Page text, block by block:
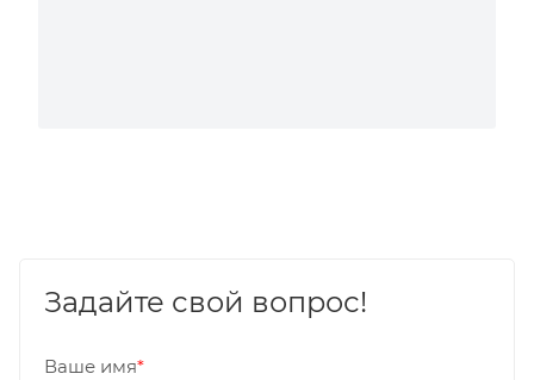
Задайте свой вопрос!
Ваше имя*